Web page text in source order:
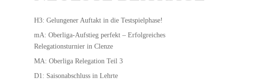
H3: Gelungener Auftakt in die Testspielphase!
mA: Oberliga-Aufstieg perfekt – Erfolgreiches
Relegationsturnier in Clenze
MA: Oberliga Relegation Teil 3
D1: Saisonabschluss in Lehrte